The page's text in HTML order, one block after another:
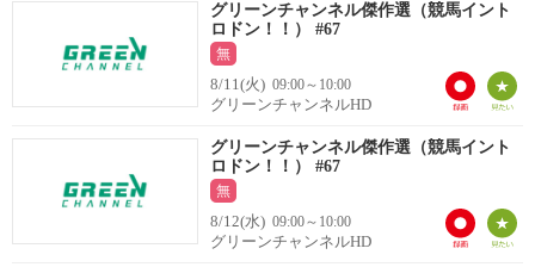
グリーンチャンネル傑作選（競馬イント
ロドン！！） #67
無
8/11(火) 09:00～10:00
グリーンチャンネルHD
グリーンチャンネル傑作選（競馬イント
ロドン！！） #67
無
8/12(水) 09:00～10:00
グリーンチャンネルHD